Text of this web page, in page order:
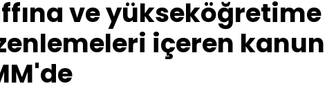
ve yükseköğretime
içeren kanun